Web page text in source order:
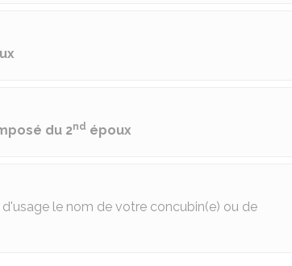
du 2nd époux
le nom de votre concubin(e) ou de